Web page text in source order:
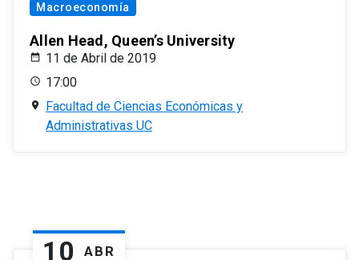
Macroeconomía
Allen Head, Queen’s University
11 de Abril de 2019
17:00
Facultad de Ciencias Económicas y
Administrativas UC
10 ABR